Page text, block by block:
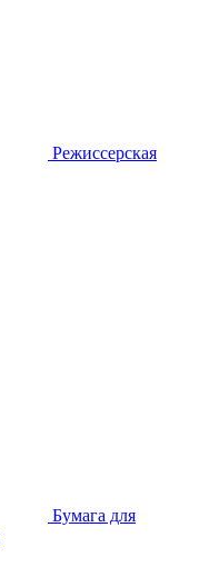
Режиссерская
Бумага для